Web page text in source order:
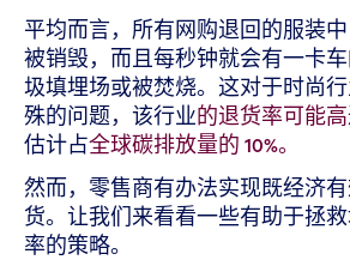
平均而言，所有网购退回的服装
被销毁，而且每秒钟就会有一卡
圾填埋场或被焚烧。这对于时尚
殊的问题，该行业的退货率可能高
估计占全球碳排放量的 10%。
然而，零售商有办法实现既经济
货。让我们来看看一些有助于拯
率的策略。